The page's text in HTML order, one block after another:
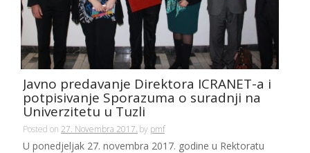
Javno predavanje Direktora ICRANET-a i
potpisivanje Sporazuma o suradnji na
Univerzitetu u Tuzli
Posted on 27. Novembra 2017. by pmf
U ponedjeljak 27. novembra 2017. godine u Rektoratu